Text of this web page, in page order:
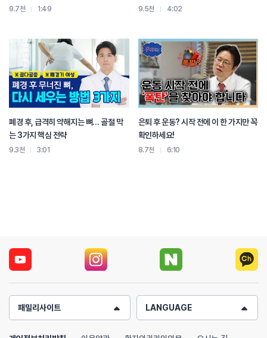
9.7천 1:49 9.5천 4:02
폐경 후, 급격히 약해지는 뼈… 골절 막
는 3가지 핵심 전략
9.3천 3:01
은퇴 후 운동? 시작 전에 이 한 가지만 꼭
확인하세요!
8.7천 6:10
패밀리사이트 LANGUAGE